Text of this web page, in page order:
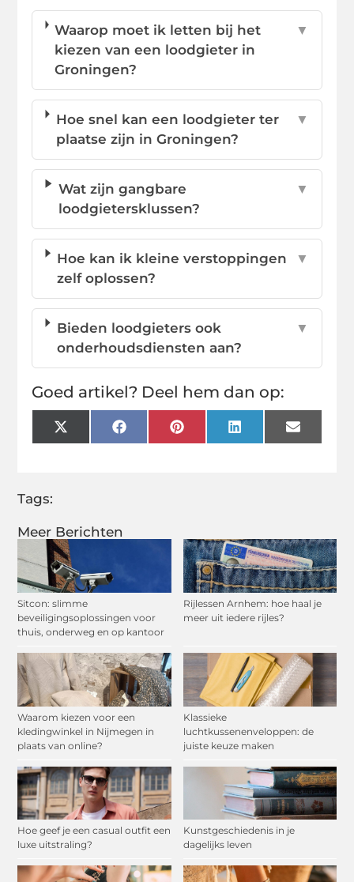
Meer Berichten
Sitcon: slimme
beveiligingsoplossingen voor
thuis, onderweg en op kantoor
Rijlessen Arnhem: hoe haal je
meer uit iedere rijles?
Waarom kiezen voor een
kledingwinkel in Nijmegen in
plaats van online?
Klassieke
luchtkussenenveloppen: de
juiste keuze maken
Hoe geef je een casual outfit een
luxe uitstraling?
Kunstgeschiedenis in je
dagelijks leven
Waarop moet ik letten bij het
kiezen van een loodgieter in
Groningen?
▼
Hoe snel kan een loodgieter ter
plaatse zijn in Groningen?
▼
Wat zijn gangbare
loodgietersklussen?
▼
Hoe kan ik kleine verstoppingen
zelf oplossen?
▼
Bieden loodgieters ook
onderhoudsdiensten aan?
▼
Goed artikel? Deel hem dan op:
X
(Twitter)
FacebookPinterestLinkedInEmail
Tags: